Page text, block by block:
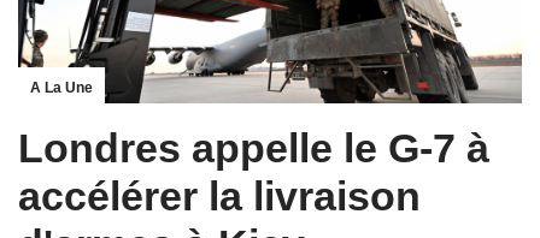
A La Une
Londres appelle le G-7 à
accélérer la livraison